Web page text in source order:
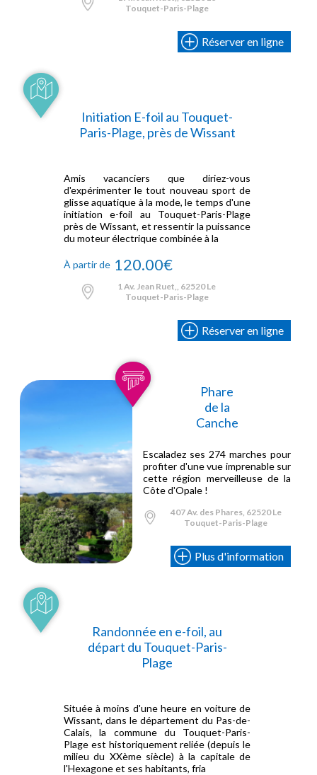
Touquet-Paris-Plage
Réserver en ligne
Initiation E-foil au Touquet-
Paris-Plage, près de Wissant
Amis vacanciers que diriez-vous
d'expérimenter le tout nouveau sport de
glisse aquatique à la mode, le temps d'une
initiation e-foil au Touquet-Paris-Plage
près de Wissant, et ressentir la puissance
du moteur électrique combinée à la
À partir de 120.00€
1 Av. Jean Ruet,, 62520 Le
Touquet-Paris-Plage
Réserver en ligne
Phare
de la
Canche
Escaladez ses 274 marches pour
profiter d'une vue imprenable sur
cette région merveilleuse de la
Côte d'Opale !
407 Av. des Phares, 62520 Le
Touquet-Paris-Plage
Plus d'information
Randonnée en e-foil, au
départ du Touquet-Paris-
Plage
Située à moins d'une heure en voiture de
Wissant, dans le département du Pas-de-
Calais, la commune du Touquet-Paris-
Plage est historiquement reliée (depuis le
milieu du XXème siècle) à la capitale de
l'Hexagone et ses habitants, fria